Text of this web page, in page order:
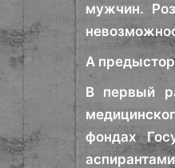
мужчин.
А
В первый
фондах